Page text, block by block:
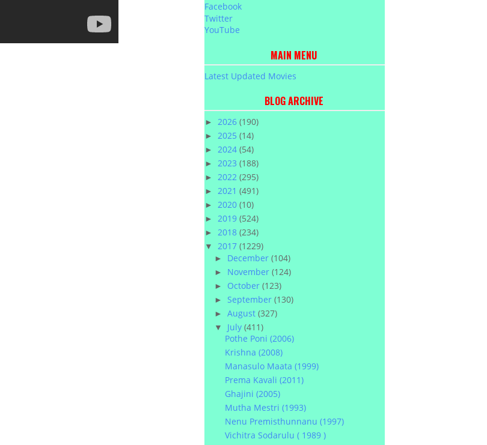
Facebook
Twitter
YouTube
MAIN MENU
Latest Updated Movies
BLOG ARCHIVE
► 2026 (190)
► 2025 (14)
► 2024 (54)
► 2023 (188)
► 2022 (295)
► 2021 (491)
► 2020 (10)
► 2019 (524)
► 2018 (234)
▼ 2017 (1229)
► December(104)
► November(124)
► October(123)
► September(130)
►August(327)
▼ July(411)
Pothe Poni (2006)
Krishna (2008)
Manasulo Maata (1999)
Prema Kavali (2011)
Ghajini (2005)
Mutha Mestri (1993)
Nenu Premisthunnanu (1997)
Vichitra Sodarulu ( 1989 )